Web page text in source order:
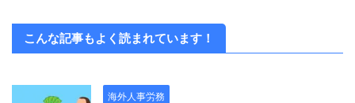
こんな記事もよく読まれています！
海外人事労務